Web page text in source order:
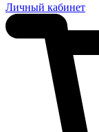
Личный кабинет